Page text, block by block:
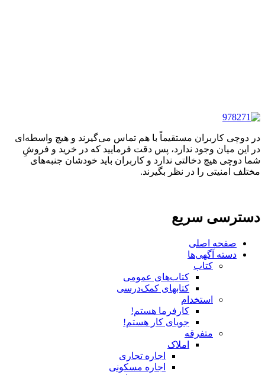
در دوچی کاربران مستقیماً با هم تماس می‌گیرند و هیچ واسطه‌ای
در این میان وجود ندارد، پس دقت فرمایید که در خرید و فروشِ
شما دوچی هیچ دخالتی ندارد و کاربران باید خودشان جنبه‌های
مختلف امنیتی را در نظر بگیرند.
دسترسی سریع
صفحه اصلی
دسته آگهی‌ها
کتاب
کتاب‌های عمومی
کتابهای کمک‌درسی
استخدام
کارفرما هستم!
جویای کار هستم!
متفرقه
املاک
اجاره تجاری
اجاره مسکونی